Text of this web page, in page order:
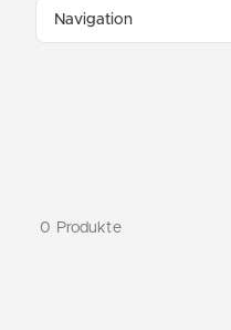
Navigation
0 Produkte